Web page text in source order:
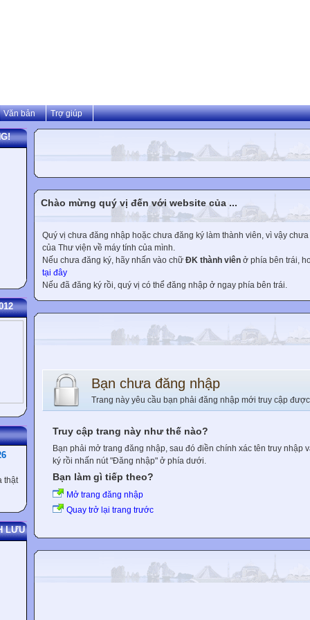
Văn bản Trợ giúp
thật
LƯU
Chào mừng quý vị đến với website của ...
Quý vị chưa đăng nhập hoặc chưa đăng ký làm thành viên, vì vậy
của Thư viện về máy tính của mình.
Nếu chưa đăng ký, hãy nhấn vào chữ ĐK thành viên ở phía bên trái,
tại đây
Nếu đã đăng ký rồi, quý vị có thể đăng nhập ở ngay phía bên trái.
Bạn chưa đăng nhập
Trang này yêu cầu bạn phải đăng nhập mới truy cập
Truy cập trang này như thế nào?
Bạn phải mở trang đăng nhập, sau đó điền chính xác tên truy nhập
ký rồi nhấn nút "Đăng nhập" ở phía dưới.
Bạn làm gì tiếp theo?
Mở trang đăng nhập
Quay trở lại trang trước